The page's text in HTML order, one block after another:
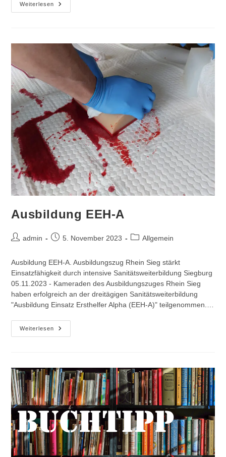
Weiterlesen
Taktische
Verwundetenversorgung
Ausbildung EEH-A
Beitrags-
admin
Beitrag5. November 2023
Beitrags-
Allgemein
Ausbildung EEH-A. Ausbildungszug Rhein Sieg stärkt
Einsatzfähigkeit durch intensive Sanitätsweiterbildung Siegburg
05.11.2023 - Kameraden des Ausbildungszuges Rhein Sieg
haben erfolgreich an der dreitägigen Sanitätsweiterbildung
"Ausbildung Einsatz Ersthelfer Alpha (EEH-A)" teilgenommen.…
Weiterlesen
Ausbildung
EEH-